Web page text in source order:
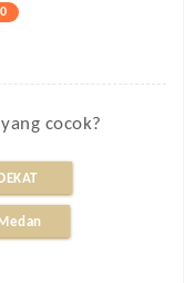
cocok?